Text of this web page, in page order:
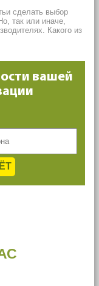
сделать выбор
так или иначе,
Какого из
вашей